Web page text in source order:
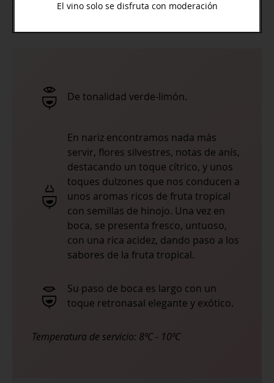
De tonalidad verde-limón.
En nariz encontramos nada más
servir, flores silvestres, notas de anís,
destacando un toque cítrico, y unos
toques dulzones que nos conducen a
unos aromas ricos de fruta tropical
con semillas de hinojo. Una vez en
boca, se presenta fresco, untuoso,
con una rica acidez, dando paso a los
sabores de la fruta tropical.
Su paso de boca es largo con un
toque retronasal elegante y exótico.
Temperatura de servicio: 8ºC - 10ºC
El vino solo se disfruta con moderación